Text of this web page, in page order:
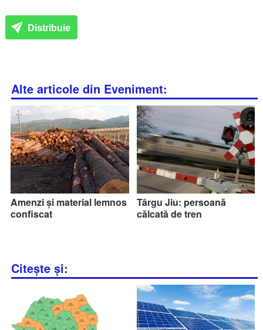
Distribuie
Alte articole din Eveniment:
Amenzi și material lemnos
confiscat
Târgu Jiu: persoană
călcată de tren
Citește și: